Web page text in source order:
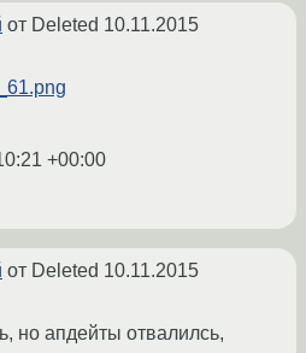
от Deleted 10.11.2015
+00:00
от Deleted 10.11.2015
но апдейты отвалилсь,